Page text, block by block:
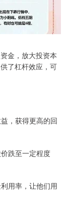
金，放大投资本
了杠杆效应，可
，获得更高的回
跌至一定程度
用率，让他们用